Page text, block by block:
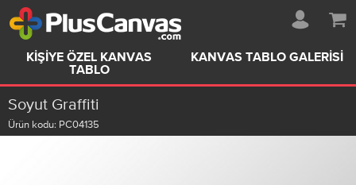
KIŞIYE ÖZEL KANVAS
TABLO
KANVAS TABLO GALERISI
Soyut Graffiti
Ürün kodu: PC04135